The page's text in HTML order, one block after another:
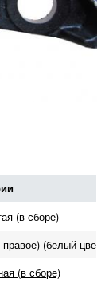
(в сборе)
(белый цвет)
(в сборе)